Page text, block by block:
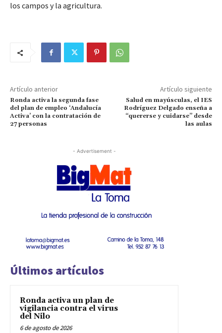
los campos y la agricultura.
Artículo anterior
Ronda activa la segunda fase
del plan de empleo ‘Andalucía
Activa’ con la contratación de
27 personas
Artículo siguiente
Salud en mayúsculas, el IES
Rodríguez Delgado enseña a
“quererse y cuidarse” desde
las aulas
- Advertisement -
Últimos artículos
Ronda activa un plan de
vigilancia contra el virus
del Nilo
6 de agosto de 2026